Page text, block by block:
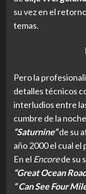
su vez en el
temas.
Pero la
detalles técnicos
interludios entre
cumbre de la
“Saturnine”de su
año 2000 el cual
En el Encorede su
“Great Ocean
“ Can See Four